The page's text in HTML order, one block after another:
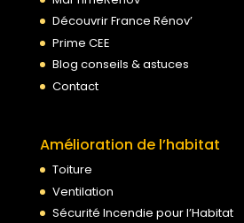
Découvrir France Rénov’
Prime CEE
Blog conseils & astuces
Contact
Amélioration de l’habitat
Toiture
Ventilation
Sécurité Incendie pour l’Habitat